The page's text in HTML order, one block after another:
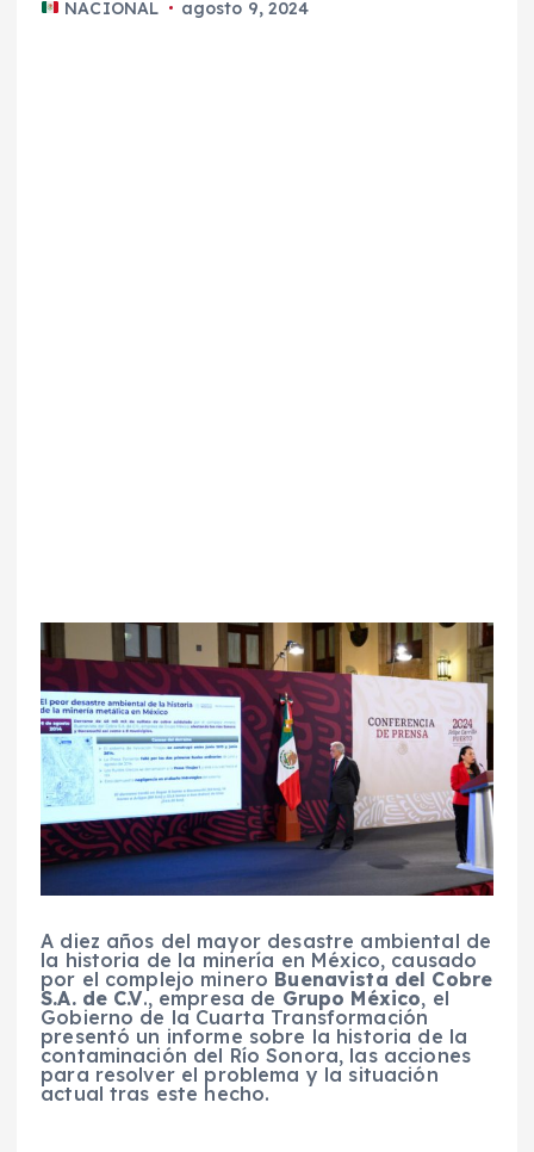
NACIONAL agosto 9, 2024
A diez años del mayor desastre ambiental de
la historia de la minería en México, causado
por el complejo minero Buenavista del Cobre
S.A. de C.V., empresa de Grupo México, el
Gobierno de la Cuarta Transformación
presentó un informe sobre la historia de la
contaminación del Río Sonora, las acciones
para resolver el problema y la situación
actual tras este hecho.